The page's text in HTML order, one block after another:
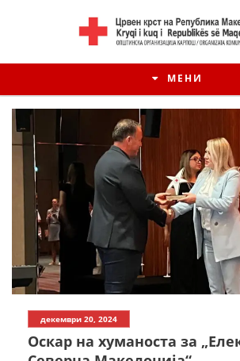
МЕНИ
декември 20, 2024
Оскар на хуманоста за